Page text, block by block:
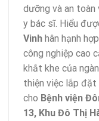
dưỡng và an toàn
y bác sĩ. Hiểu
Vinh hân hạnh
công nghiệp cao
khắt khe của
thiện việc lắp đặt
cho Bệnh viện
13, Khu Đô Thị